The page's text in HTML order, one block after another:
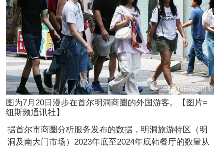
图为7月20日漫步在首尔明洞商圈的外国游客。【图片=
纽斯频通讯社】
据首尔市商圈分析服务发布的数据，明洞旅游特区（明
洞及南大门市场）2023年底至2024年底韩餐厅的数量从